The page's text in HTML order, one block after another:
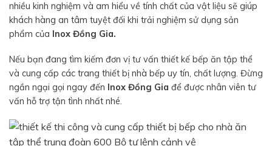
nhiều kinh nghiệm và am hiểu về tính chất của vật liệu sẽ giúp
khách hàng an tâm tuyệt đối khi trải nghiệm sử dụng sản
phẩm của Inox Đồng Gia.
Nếu bạn đang tìm kiếm đơn vị tư vấn thiết kế bếp ăn tập thể
và cung cấp các trang thiết bị nhà bếp uy tín, chất lượng. Đừng
ngần ngại gọi ngay đến Inox Đồng Gia để được nhân viên tư
vấn hỗ trợ tận tình nhất nhé.